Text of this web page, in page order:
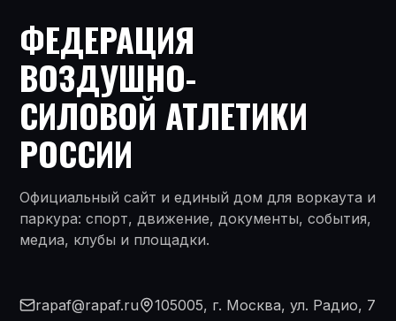
ФЕДЕРАЦИЯ
ВОЗДУШНО-
СИЛОВОЙ АТЛЕТИКИ
РОССИИ
Официальный сайт и единый дом для воркаута и
паркура: спорт, движение, документы, события,
медиа, клубы и площадки.
rapaf@rapaf.ru 105005, г. Москва, ул. Радио, 7